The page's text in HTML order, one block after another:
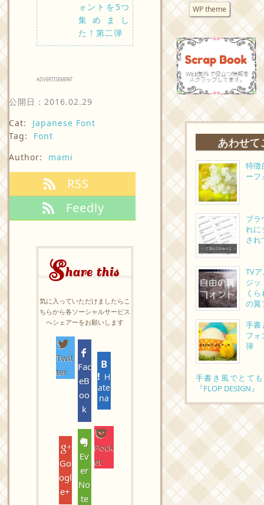
ォントを5つ
集めまし
た！第二弾
ADVERTISEMENT
公開日： 2016.02.29
Cat:
Japanese Font
Tag:
Font
Author:
mami
RSS
Feedly
Share this
気に入っていただけましたらこ
ちらから各ソーシャルサービス
へシェアーをお願いします
Twit
ter
Fac
eB
oo
k
H
ate
na
Go
ogl
e+
Ev
er
No
te
Pock
et
WP theme
あわせて
特徴
ーフ
ブラ
れに
され
TV
ジ
く
の翼
手書
フォ
弾
手書き風でとて
『FLOP DESIGN』